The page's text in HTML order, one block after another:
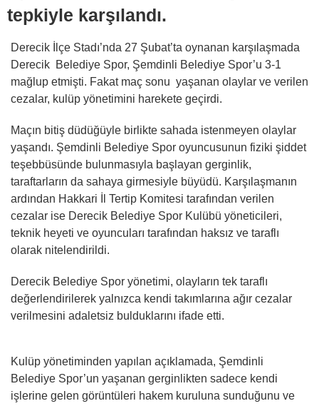
tepkiyle karşılandı.
Derecik İlçe Stadı’nda 27 Şubat’ta oynanan karşılaşmada
Derecik Belediye Spor, Şemdinli Belediye Spor’u 3-1
mağlup etmişti. Fakat maç sonu yaşanan olaylar ve verilen
cezalar, kulüp yönetimini harekete geçirdi.
Maçın bitiş düdüğüyle birlikte sahada istenmeyen olaylar
yaşandı. Şemdinli Belediye Spor oyuncusunun fiziki şiddet
teşebbüsünde bulunmasıyla başlayan gerginlik,
taraftarların da sahaya girmesiyle büyüdü. Karşılaşmanın
ardından Hakkari İl Tertip Komitesi tarafından verilen
cezalar ise Derecik Belediye Spor Kulübü yöneticileri,
teknik heyeti ve oyuncuları tarafından haksız ve taraflı
olarak nitelendirildi.
Derecik Belediye Spor yönetimi, olayların tek taraflı
değerlendirilerek yalnızca kendi takımlarına ağır cezalar
verilmesini adaletsiz bulduklarını ifade etti.
Kulüp yönetiminden yapılan açıklamada, Şemdinli
Belediye Spor’un yaşanan gerginlikten sadece kendi
işlerine gelen görüntüleri hakem kuruluna sunduğunu ve